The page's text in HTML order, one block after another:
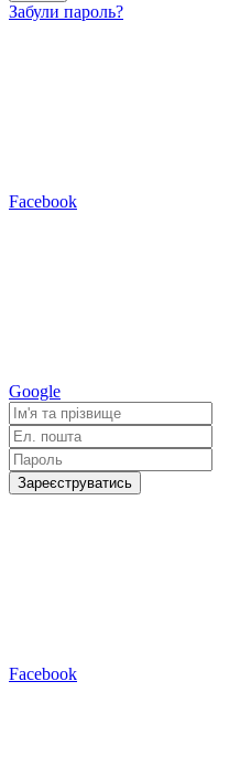
Забули пароль?
Facebook
Google
Зареєструватись
Facebook